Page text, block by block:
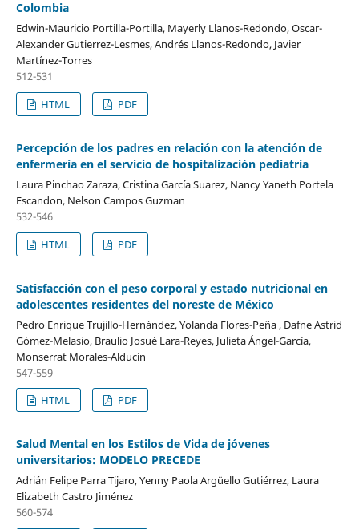
Colombia
Edwin-Mauricio Portilla-Portilla, Mayerly Llanos-Redondo, Oscar-
Alexander Gutierrez-Lesmes, Andrés Llanos-Redondo, Javier
Martínez-Torres
512-531
HTML
PDF
Percepción de los padres en relación con la atención de
enfermería en el servicio de hospitalización pediatría
Laura Pinchao Zaraza, Cristina García Suarez, Nancy Yaneth Portela
Escandon, Nelson Campos Guzman
532-546
HTML
PDF
Satisfacción con el peso corporal y estado nutricional en
adolescentes residentes del noreste de México
Pedro Enrique Trujillo-Hernández, Yolanda Flores-Peña , Dafne Astrid
Gómez-Melasio, Braulio Josué Lara-Reyes, Julieta Ángel-García,
Monserrat Morales-Alducín
547-559
HTML
PDF
Salud Mental en los Estilos de Vida de jóvenes
universitarios: MODELO PRECEDE
Adrián Felipe Parra Tijaro, Yenny Paola Argüello Gutiérrez, Laura
Elizabeth Castro Jiménez
560-574